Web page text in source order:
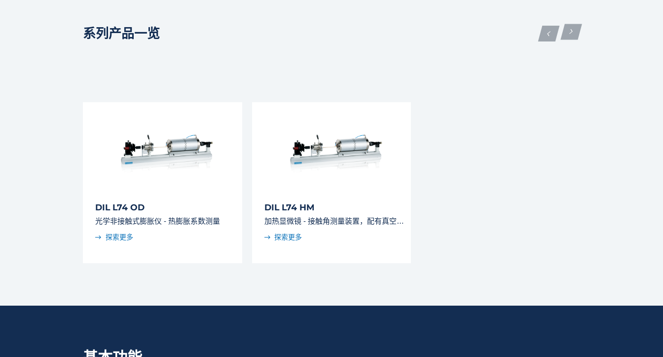
系列产品一览
DIL L74 OD
光学非接触式膨胀仪 - 热膨胀系数测量
探索更多
DIL L74 HM
加热显微镜 - 接触角测量装置，配有真空密闭的样品室（-100 ℃ 至 2000 ℃）。
探索更多